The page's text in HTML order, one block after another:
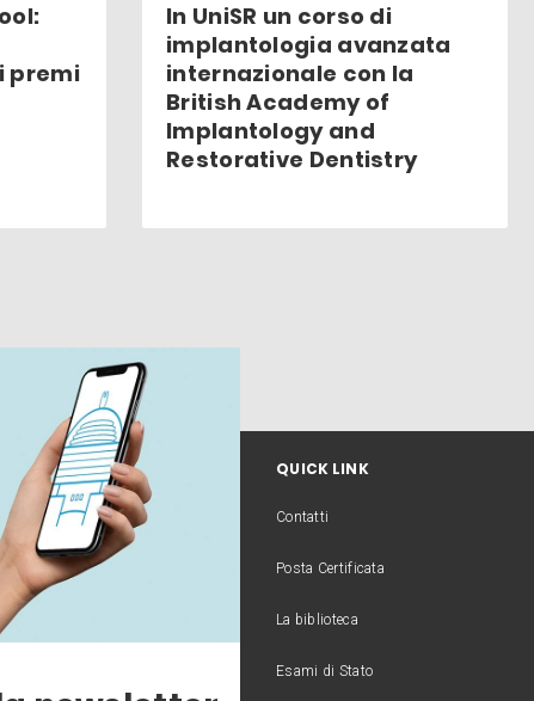
premi
In UniSR un corso di
implantologia avanzata
internazionale con la
British Academy of
Implantology and
Restorative Dentistry
QUICK LINK
Contatti
Posta Certificata
La biblioteca
Esami di Stato